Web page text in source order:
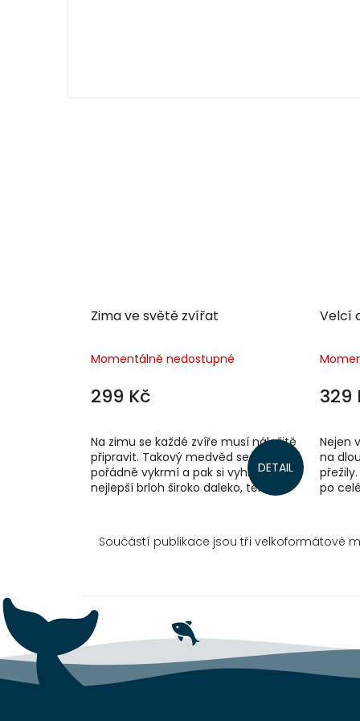
Zima ve světě zvířat
Momentálně nedostupné
299 Kč
DETAIL
Na zimu se každé zvíře musí náležitě
připravit. Takový medvěd se nejdříve
pořádně vykrmí a pak si vyhlédne
nejlepší brloh široko daleko, ten si
Velcí
329
Nejen
na
po
Součástí publikace jsou tři velkoformátové